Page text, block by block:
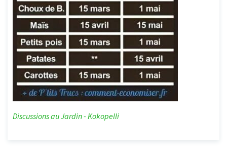
Discussions au Jardin - Kokopelli